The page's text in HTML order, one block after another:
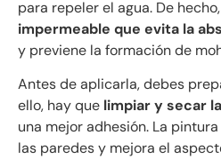
para repeler el agua. De
impermeable que evita la
y previene la formación de
Antes de aplicarla, debes
ello, hay que limpiar y secar
una mejor adhesión. La
las paredes y mejora el